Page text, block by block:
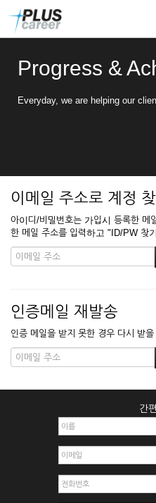
Progress &
Everyday, we are helping our
이메일 주소로 계정 찾
아이디/비밀번호는 가입시 등록한 메
한 메일 주소를 입력하고 "ID/PW 찾
인증메일 재발송
인증 메일을 받지 못한 경우 다시 받
간